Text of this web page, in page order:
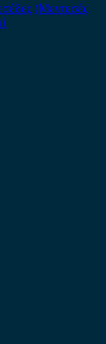
(Μεντεσές